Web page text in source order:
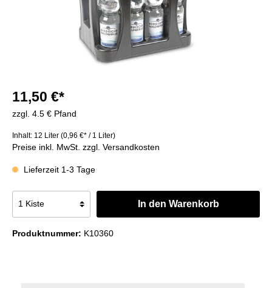
11,50 €*
zzgl. 4.5 € Pfand
Inhalt: 12 Liter (0,96 €* / 1 Liter)
Preise inkl. MwSt. zzgl. Versandkosten
Lieferzeit 1-3 Tage
In den Warenkorb
Produktnummer: K10360